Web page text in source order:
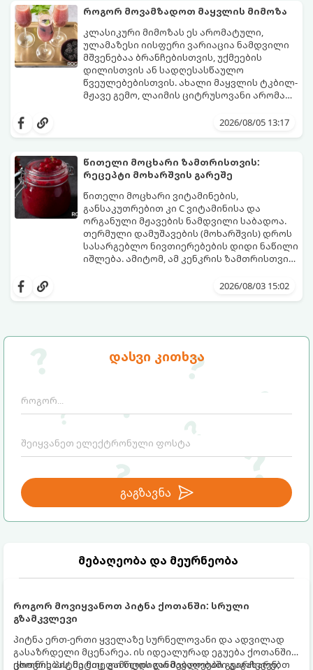
დასვი კითხვა
გაგზავნა
მებაღეობა და მეურნეობა
როგორ მოვიყვანოთ პიტნა ქოთანში: სრული
გზამკვლევი
პიტნა ერთ-ერთი ყველაზე სურნელოვანი და ადვილად
გასაზრდელი მცენარეა. ის იდეალურად ეგუება ქოთანში
ცხოვრებას, მეტიც, გამოცდილი მებაღეები გვირჩევენ,
ქოთნის პიტნა მთელი წლის განმავლობაში გაგახარებთ
შეწვისას ფორმა იდეალურად შეინარჩუნოს
და არ დაიშალოს.
მომზადების დრო: 20 წუთი (დამატებით
მუხუდოს ჩალბობის დრო: 12-24 საათი)
შეწვის დრო: 10–15 წუთი ულუფა: 20–24 ცალი
ბურთულა (4–6 პორცია)
როგორ მოვამზადოთ მაყვლის მიმოზა
კლასიკური მიმოზას ეს არომატული,
ულამაზესი იისფერი ვარიაცია ნამდვილი
მშვენებაა ბრანჩებისთვის, უქმეების
დილისთვის ან სადღესასწაულო
წვეულებებისთვის. ახალი მაყვლის ტკბილ-
მჟავე გემო, ლაიმის ციტრუსოვანი არომატი
საოცრად დახვეწილ და მაგრილებელ
და მის მომზადებას მინიმალური
პორცია
2026/08/05 13:17
წითელი მოცხარი ზამთრისთვის:
რეცეპტი მოხარშვის გარეშე
წითელი მოცხარი ვიტამინების,
განსაკუთრებით კი C ვიტამინისა და
ორგანული მჟავების ნამდვილი საბადოა.
თერმული დამუშავების (მოხარშვის) დროს
სასარგებლო ნივთიერებების დიდი ნაწილი
იშლება. ამიტომ, ამ კენკრის ზამთრისთვის
მომზადებაა - მოხარშვის გარეშე.
ბუნებრივ, კაშკაშა გემოს, არომატს და
2026/08/03 15:02